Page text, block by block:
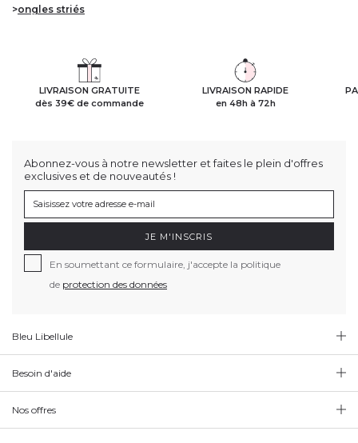
>ongles striés
LIVRAISON GRATUITE
dès 39€ de commande
LIVRAISON RAPIDE
en 48h à 72h
Abonnez-vous à notre newsletter et faites le plein d'offres
exclusives et de nouveautés !
JE M'INSCRIS
En soumettant ce formulaire, j'accepte la politique
de protection des données
Bleu Libellule
Besoin d'aide
Nos offres